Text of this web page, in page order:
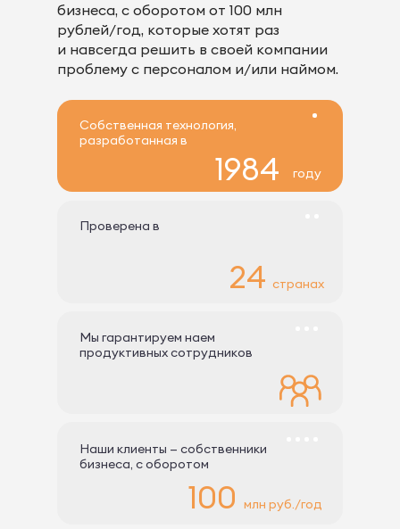
бизнеса, с оборотом от 100 млн
рублей/год, которые хотят раз
и навсегда решить в своей компании
проблему с персоналом и/или наймом.
Собственная технология,
разработанная в
1984 году
Проверена в
24 странах
Мы гарантируем наем
продуктивных сотрудников
Наши клиенты — собственники
бизнеса, с оборотом
100 млн руб./год